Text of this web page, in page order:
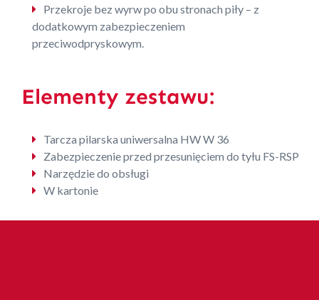
Przekroje bez wyrw po obu stronach piły – z
dodatkowym zabezpieczeniem
przeciwodpryskowym.
Elementy zestawu:
Tarcza pilarska uniwersalna HW W 36
Zabezpieczenie przed przesunięciem do tyłu FS-RSP
Narzędzie do obsługi
W kartonie